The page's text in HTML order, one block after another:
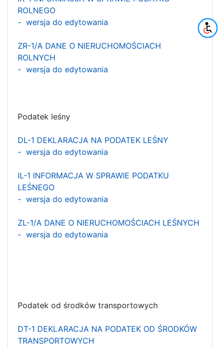
ROLNEGO
- wersja do edytowania
ZR-1/A DANE O NIERUCHOMOŚCIACH
ROLNYCH
- wersja do edytowania
Podatek leśny
DL-1 DEKLARACJA NA PODATEK LEŚNY
- wersja do edytowania
IL-1 INFORMACJA W SPRAWIE PODATKU
LEŚNEGO
- wersja do edytowania
ZL-1/A DANE O NIERUCHOMOŚCIACH LEŚNYCH
- wersja do edytowania
Podatek od środków transportowych
DT-1 DEKLARACJA NA PODATEK OD ŚRODKÓW
TRANSPORTOWYCH